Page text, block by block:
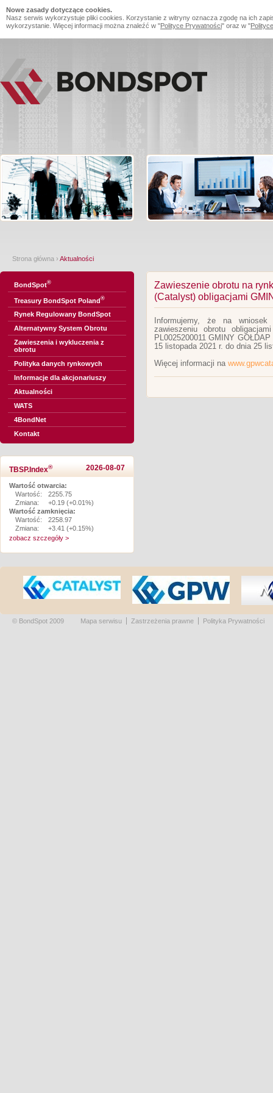
Nowe zasady dotyczące cookies.
Nasz serwis wykorzystuje pliki cookies. Korzystanie z witryny oznacza zgodę na ich
wykorzystanie. Więcej informacji można znaleźć w "Polityce Prywatności" oraz w "
Strona główna › Aktualności
BondSpot®
Treasury BondSpot Poland®
Rynek Regulowany BondSpot
Alternatywny System Obrotu
Zawieszenia i wykluczenia z
obrotu
Polityka danych rynkowych
Informacje dla akcjonariuszy
Aktualności
WATS
4BondNet
Kontakt
TBSP.Index® 2026-08-07
Wartość otwarcia:
Wartość:
2255.75
Zmiana:
+0.19 (+0.01%)
Wartość zamknięcia:
Wartość:
2258.97
Zmiana:
+3.41 (+0.15%)
zobacz szczegóły >
Zawieszenie obrotu na
(Catalyst) obligacjami
Informujemy, że na wniosek
zawieszeniu obrotu
PL0025200011 GMINY
15 listopada 2021 r. do dnia 25
Więcej informacji na
© BondSpot 2009 Mapa serwisu Zastrzeżenia prawne Polityka Prywatności